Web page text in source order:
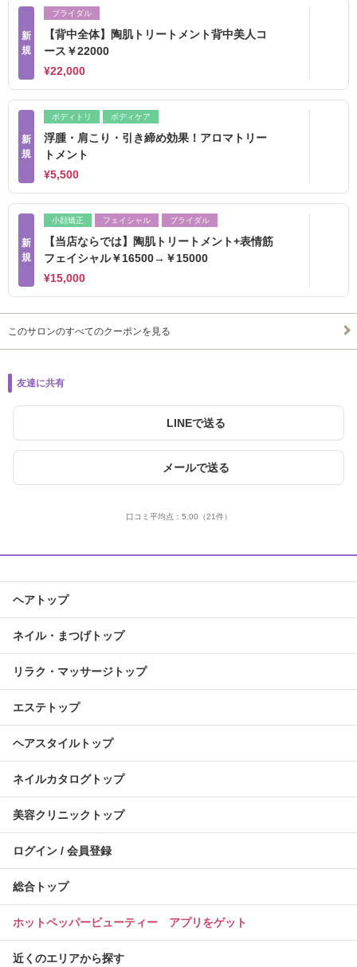
新
規
ブライダル
【背中全体】陶肌トリートメント背中美人コ
ース￥22000
¥22,000
新
規
ボディトリ ボディケア
浮腫・肩こり・引き締め効果！アロマトリー
トメント
¥5,500
新
規
小顔矯正 フェイシャル ブライダル
【当店ならでは】陶肌トリートメント+表情筋
フェイシャル￥16500→￥15000
¥15,000
このサロンのすべてのクーポンを見る
友達に共有
LINEで送る
メールで送る
口コミ平均点： 5.00 （21件）
ヘアトップ
ネイル・まつげトップ
リラク・マッサージトップ
エステトップ
ヘアスタイルトップ
ネイルカタログトップ
美容クリニックトップ
ログイン / 会員登録
総合トップ
ホットペッパービューティー アプリをゲット
近くのエリアから探す